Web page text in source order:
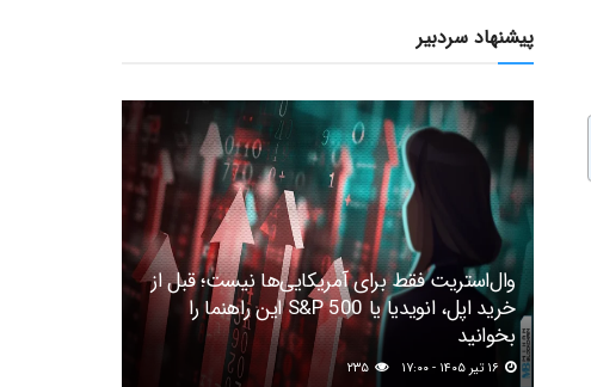
پیشنهاد سردبیر
وال‌استریت فقط برای آمریکایی‌ها نیست؛ قبل از
خرید اپل، انویدیا یا S&P 500 این راهنما را
بخوانید